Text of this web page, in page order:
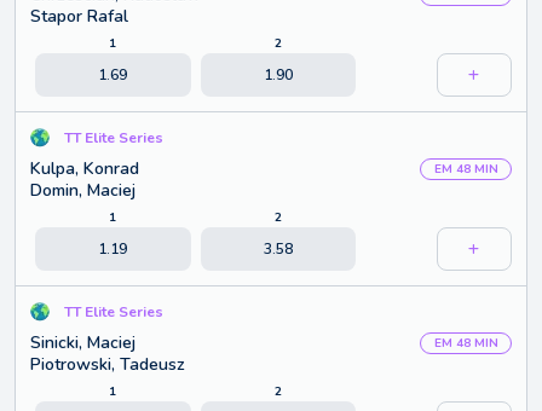
Stapor Rafal
1
1.69
2
1.90
TT Elite Series
Kulpa, Konrad
Domin, Maciej
EM 48 MIN
1
1.19
2
3.58
TT Elite Series
Sinicki, Maciej
Piotrowski, Tadeusz
EM 48 MIN
1 2